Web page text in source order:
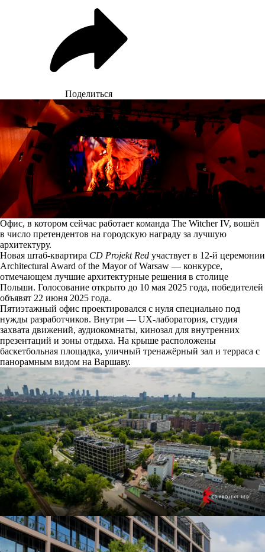
Поделиться
Офис, в котором сейчас работает команда The Witcher IV, вошёл
в число претендентов на городскую награду за лучшую
архитектуру.
Новая штаб-квартира CD Projekt Red участвует в 12-й церемонии
Architectural Award of the Mayor of Warsaw — конкурсе,
отмечающем лучшие архитектурные решения в столице
Польши. Голосование открыто до 10 мая 2025 года, победителей
объявят 22 июня 2025 года.
Пятиэтажный офис проектировался с нуля специально под
нужды разработчиков. Внутри — UX-лаборатория, студия
захвата движений, аудиокомнаты, кинозал для внутренних
презентаций и зоны отдыха. На крыше расположены
баскетбольная площадка, уличный тренажёрный зал и терраса с
панорамным видом на Варшаву.